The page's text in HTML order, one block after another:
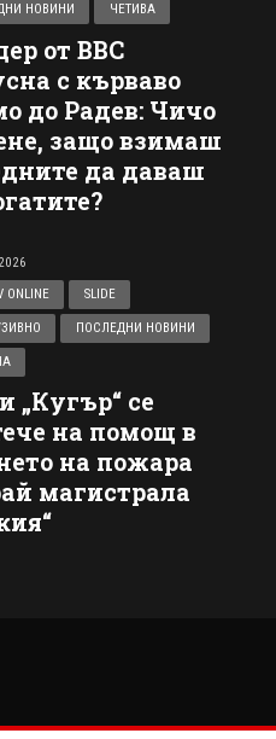
НОВИНИ ЧЕТИВА
от ВВС
с кърваво
до Радев: Чичо
защо взимаш
да даваш
ONLINE
SLIDE
ПОСЛЕДНИ НОВИНИ
„Кугър“ се
на помощ в
на пожара
магистрала